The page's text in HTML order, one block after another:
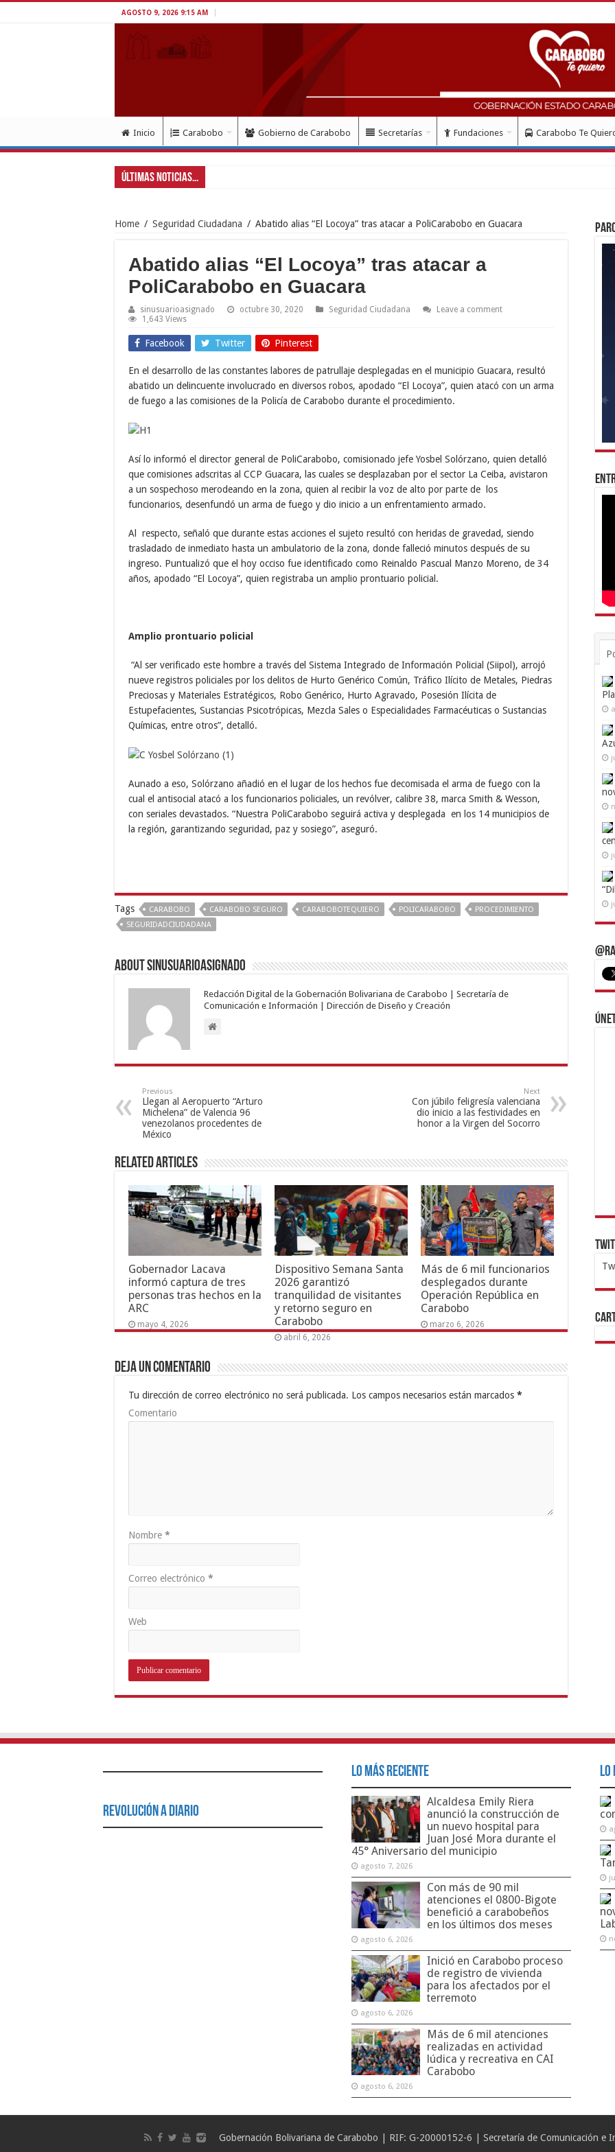
AGOSTO 9, 2026 9:15 AM
Inicio Carabobo Gobierno de Carabobo Secretarías Fundaciones Carabobo Te
Últimas Noticias...
Home / Seguridad Ciudadana / Abatido alias “El Locoya” tras atacar a PoliCarabobo en Guacara
Abatido alias “El Locoya” tras atacar a
PoliCarabobo en Guacara
sinusuarioasignado octubre 30, 2020 Seguridad Ciudadana
Leave a comment
1,643 Views
Facebook Twitter Pinterest
En el desarrollo de las constantes labores de patrullaje desplegadas en el municipio Guacara, resultó
abatido un delincuente involucrado en diversos robos, apodado “El Locoya”, quien atacó con un arma
de fuego a las comisiones de la Policía de Carabobo durante el procedimiento.
Así lo informó el director general de PoliCarabobo, comisionado jefe Yosbel Solórzano, quien detalló
que comisiones adscritas al CCP Guacara, las cuales se desplazaban por el sector La Ceiba, avistaron
a un sospechoso merodeando en la zona, quien al recibir la voz de alto por parte de los
funcionarios, desenfundó un arma de fuego y dio inicio a un enfrentamiento armado.
Al respecto, señaló que durante estas acciones el sujeto resultó con heridas de gravedad, siendo
trasladado de inmediato hasta un ambulatorio de la zona, donde falleció minutos después de su
ingreso. Puntualizó que el hoy occiso fue identificado como Reinaldo Pascual Manzo Moreno, de 34
años, apodado “El Locoya”, quien registraba un amplio prontuario policial.
Amplio prontuario policial
“Al ser verificado este hombre a través del Sistema Integrado de Información Policial (Siipol), arrojó
nueve registros policiales por los delitos de Hurto Genérico Común, Tráfico Ilícito de Metales, Piedras
Preciosas y Materiales Estratégicos, Robo Genérico, Hurto Agravado, Posesión Ilícita de
Estupefacientes, Sustancias Psicotrópicas, Mezcla Sales o Especialidades Farmacéuticas o Sustancias
Químicas, entre otros”, detalló.
Aunado a eso, Solórzano añadió en el lugar de los hechos fue decomisada el arma de fuego con la
cual el antisocial atacó a los funcionarios policiales, un revólver, calibre 38, marca Smith & Wesson,
con seriales devastados. “Nuestra PoliCarabobo seguirá activa y desplegada en los 14 municipios de
la región, garantizando seguridad, paz y sosiego”, aseguró.
Tags CARABOBO CARABOBO SEGURO CARABOBOTEQUIERO POLICARABOBO
PROCEDIMIENTO
SEGURIDADCIUDADANA
About sinusuarioasignado
Redacción Digital de la Gobernación Bolivariana de Carabobo | Secretaría de
Comunicación e Información | Dirección de Diseño y Creación
Previous
Llegan al Aeropuerto “Arturo
Michelena” de Valencia 96
venezolanos procedentes de
México
Next
Con júbilo feligresía valenciana
dio inicio a las festividades en
honor a la Virgen del Socorro
Related Articles
Gobernador Lacava
informó captura de tres
personas tras hechos en la
ARC
mayo 4, 2026
Dispositivo Semana Santa
2026 garantizó
tranquilidad de visitantes
y retorno seguro en
Carabobo
abril 6, 2026
Más de 6 mil funcionarios
desplegados durante
Operación República en
Carabobo
marzo 6, 2026
Deja un comentario
Tu dirección de correo electrónico no será publicada. Los campos necesarios están marcados *
Comentario
Nombre *
Correo electrónico *
Web
Revolución a Diario
Lo Más Reciente
Alcaldesa Emily Riera
anunció la construcción de
un nuevo hospital para
Juan José Mora durante el
45° Aniversario del municipio
agosto 7, 2026
Con más de 90 mil
atenciones el 0800-Bigote
benefició a carabobeños
en los últimos dos meses
agosto 6, 2026
Inició en Carabobo proceso
de registro de vivienda
para los afectados por el
terremoto
agosto 6, 2026
Más de 6 mil atenciones
realizadas en actividad
lúdica y recreativa en CAI
Carabobo
agosto 6, 2026
Lo
Gobernación Bolivariana de Carabobo | RIF: G-20000152-6 | Secretaría de Comunicación e